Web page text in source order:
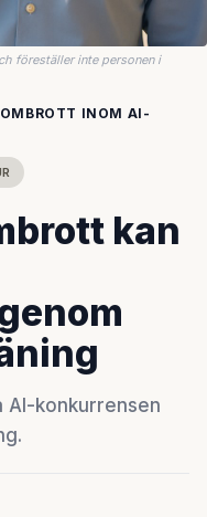
föreställer inte personen i
INOM AI-
kan
AI-konkurrensen